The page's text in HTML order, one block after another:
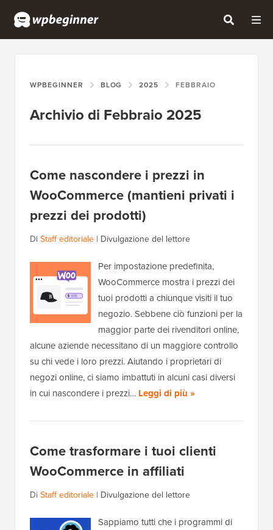
WPBEGINNER BLOG 2025 FEBBRAIO
Archivio di Febbraio 2025
Come nascondere i prezzi in
WooCommerce (mantieni privati i
prezzi dei prodotti)
DiStaff editoriale | Divulgazione del lettore
Per impostazione predefinita,
WooCommerce mostra i prezzi dei
tuoi prodotti a chiunque visiti il tuo
negozio. Sebbene ciò funzioni per la
maggior parte dei rivenditori online,
alcune aziende necessitano di un maggiore controllo
su chi vede i loro prezzi. Aiutando i proprietari di
negozi online, ci siamo imbattuti in alcuni casi diversi
in cui nascondere i prezzi… Leggi di più »
Come trasformare i tuoi clienti
WooCommerce in affiliati
DiStaff editoriale | Divulgazione del lettore
Sappiamo tutti che i programmi di